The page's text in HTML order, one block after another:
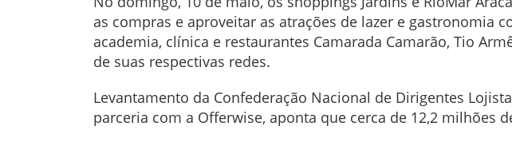
as compras e aproveitar as atrações de lazer e gastronomia
academia, clínica e restaurantes Camarada Camarão, Tio
de suas respectivas redes.
Levantamento da Confederação Nacional de Dirigentes
parceria com a Offerwise, aponta que cerca de 12,2